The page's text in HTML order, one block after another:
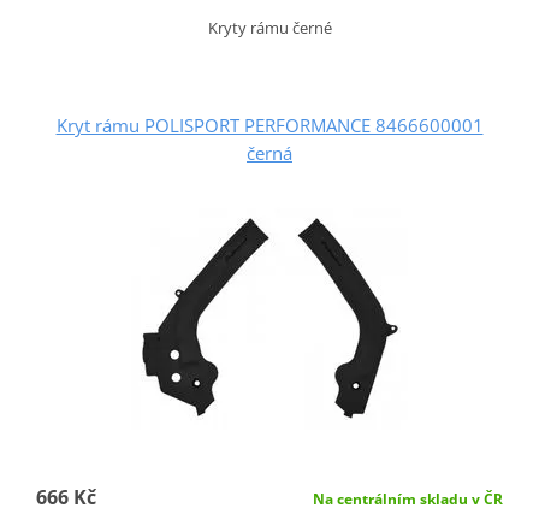
Kryty rámu černé
Kryt rámu POLISPORT PERFORMANCE 8466600001
černá
666 Kč Na centrálním skladu v ČR